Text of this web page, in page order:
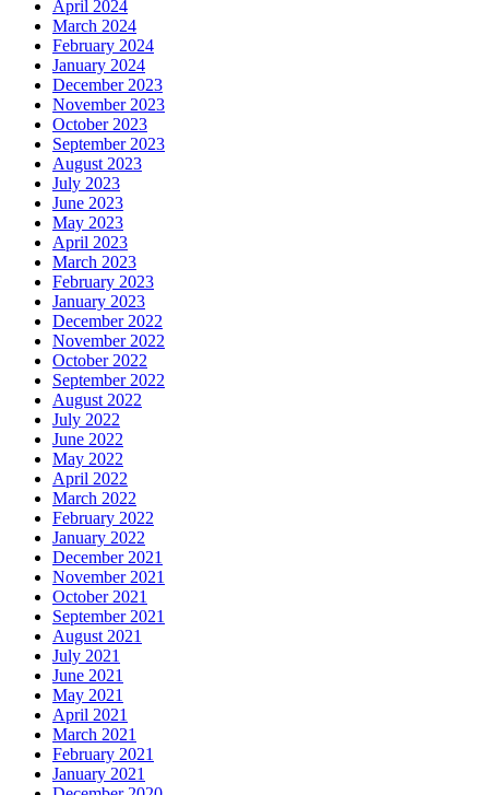
April 2024
March 2024
February 2024
January 2024
December 2023
November 2023
October 2023
September 2023
August 2023
July 2023
June 2023
May 2023
April 2023
March 2023
February 2023
January 2023
December 2022
November 2022
October 2022
September 2022
August 2022
July 2022
June 2022
May 2022
April 2022
March 2022
February 2022
January 2022
December 2021
November 2021
October 2021
September 2021
August 2021
July 2021
June 2021
May 2021
April 2021
March 2021
February 2021
January 2021